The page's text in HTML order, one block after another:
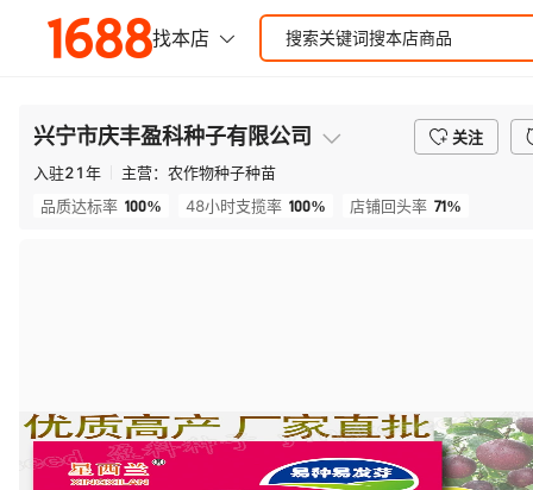
兴宁市庆丰盈科种子有限公司
关注
入驻21年 主营： 农作物种子种苗
品质达标率 100% 48小时支揽率 100% 店铺回头率 71%